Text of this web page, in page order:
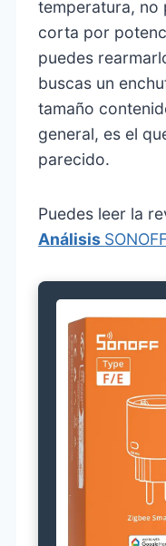
temperatura, no
corta por
puedes
buscas un
tamaño
general, es el
parecido.
Puedes leer la
Análisis